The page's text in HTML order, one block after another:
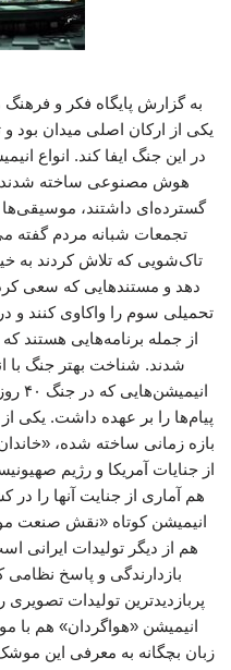
به گزارش پایگاه فکر و
یکی از ارکان اصلی میدان بود
در این جنگ ایفا کند. انواع
هوش مصنوعی ساخته شدند و
گسترده‌ای داشتند، موسیقی‌ها
تجمعات شبانه مردم گفته
تاک‌شویی که تلاش کردند به
دهد و مستندهایی که سعی
تحمیلی سوم را واکاوی کنند و
از جمله برنامه‌هایی هستند
شدند. شناخت بهتر جنگ با
پیام‌ها را بر عهده داشت. یکی
بازه زمانی ساخته شده،
از جنایات آمریکا و رژیم
هم آماری از جنایت آنها را
انیمیشن کوتاه «نقش صنعت
هم از دیگر تولیدات
بازدارندگی و پاسخ نظامی
پربازدیدترین تولیدات
انیمیشن «هواگردان» هم با
زبان بچگانه به معرفی این